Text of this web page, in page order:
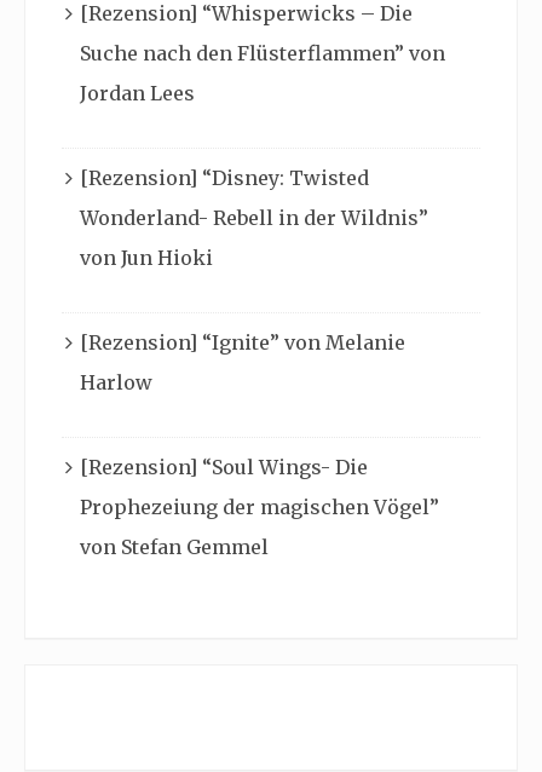
[Rezension] “Whisperwicks – Die
Suche nach den Flüsterflammen” von
Jordan Lees
[Rezension] “Disney: Twisted
Wonderland- Rebell in der Wildnis”
von Jun Hioki
[Rezension] “Ignite” von Melanie
Harlow
[Rezension] “Soul Wings- Die
Prophezeiung der magischen Vögel”
von Stefan Gemmel